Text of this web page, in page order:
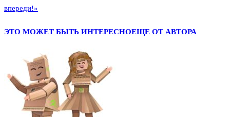
впереди!»
ЭТО МОЖЕТ БЫТЬ ИНТЕРЕСНОЕЩЕ ОТ АВТОРА